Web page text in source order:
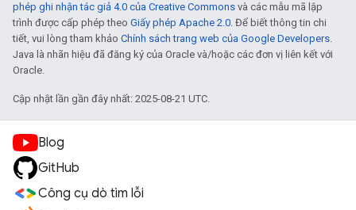
phép ghi nhận tác giả 4.0 của Creative Commons và các mẫu mã lập
trình được cấp phép theo Giấy phép Apache 2.0. Để biết thông tin chi
tiết, vui lòng tham khảo Chính sách trang web của Google Developers.
Java là nhãn hiệu đã đăng ký của Oracle và/hoặc các đơn vị liên kết với
Oracle.
Cập nhật lần gần đây nhất: 2025-08-21 UTC.
Blog
GitHub
Công cụ dò tìm lỗi